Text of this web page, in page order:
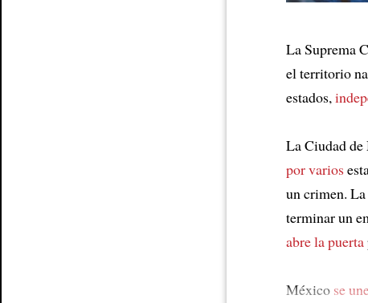
La Suprema
el territorio
estados,
La Ciudad de
por varios
un crimen.
terminar un
abre la puerta
México se